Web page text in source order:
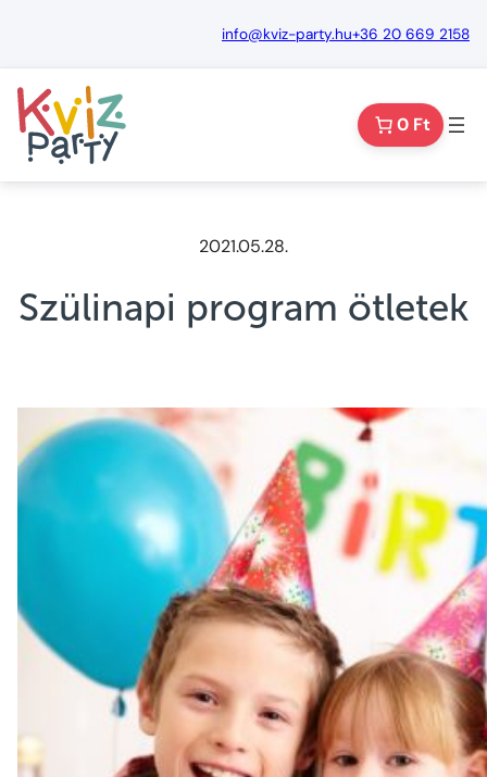
info@kviz-party.hu+36 20 669 2158
0 Ft
2021.05.28.
Szülinapi program ötletek